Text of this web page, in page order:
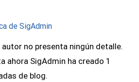
de SigAdmin
autor no presenta ningún detalle.
ahora SigAdmin ha creado 1
de blog.